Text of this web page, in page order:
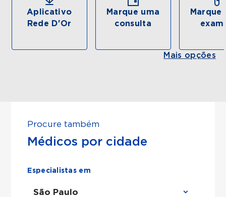
Aplicativo
Rede D'Or
Marque uma
consulta
Marque
Mais opções
Procure também
Médicos por cidade
Especialistas em
São Paulo